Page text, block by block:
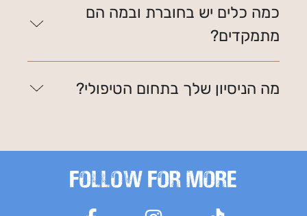
כמה כלים יש בחוברת ובמה הם
מתמקדים?
מה הניסיון שלך בתחום הטיפולי?
FOLLOW FOR MORE